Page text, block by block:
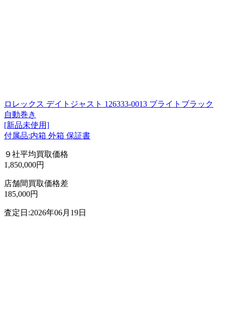
ロレックス デイトジャスト 126333-0013 ブライトブラック
自動巻き
[新品未使用]
付属品:内箱 外箱 保証書
９社平均買取価格
1,850,000円
店舗間買取価格差
185,000円
査定日:2026年06月19日